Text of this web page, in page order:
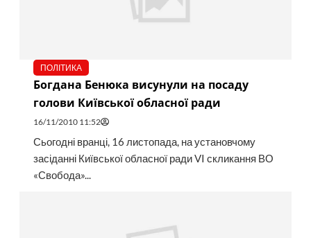
ПОЛІТИКА
Богдана Бенюка висунули на посаду
голови Київської обласної ради
16/11/2010 11:52
Сьогодні вранці, 16 листопада, на установчому
засіданні Київської обласної ради VI скликання ВО
«Свобода»...